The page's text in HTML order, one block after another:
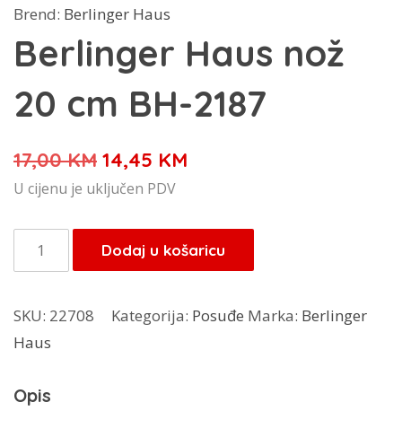
Brend: Berlinger Haus
Berlinger Haus nož
20 cm BH-2187
17,00KM Izvorna
cijena
je:
17,00 KM.
14,45 KM
14,45 KM.
U cijenu je uključen PDV
Berlinger
Haus
20
cm
2187
Dodaj u košaricu
SKU: 22708 Kategorija: Posuđe Marka: Berlinger
Haus
Opis